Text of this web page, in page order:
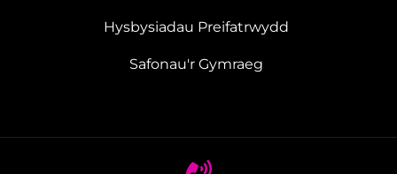
Hysbysiadau Preifatrwydd
Safonau'r Gymraeg